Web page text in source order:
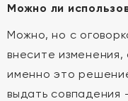
Можно ли
Можно, но с
внесите
именно это
выдать совпадения